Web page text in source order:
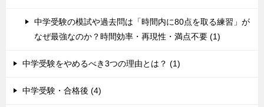
中学受験の模試や過去問は「時間内に80点を取る練習」が
なぜ最強なのか？時間効率・再現性・満点不要 (1)
中学受験をやめるべき3つの理由とは？ (1)
中学受験・合格後 (4)